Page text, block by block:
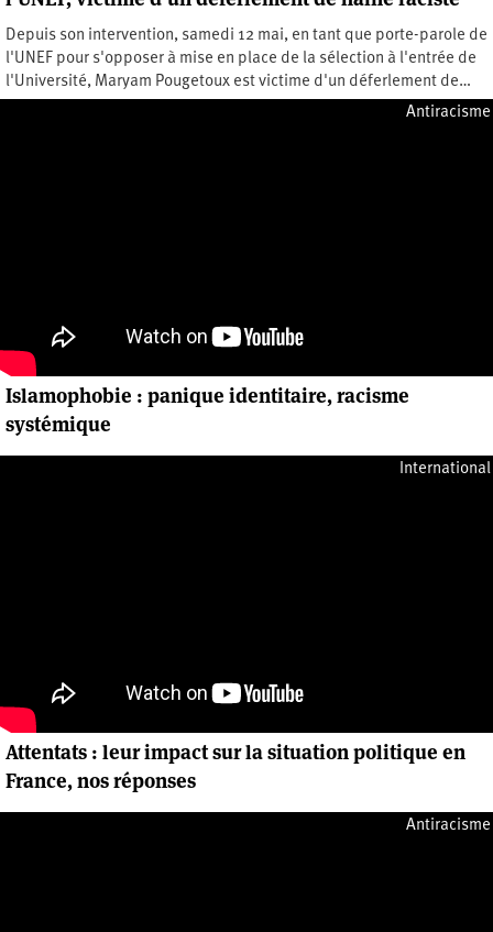
Depuis son intervention, samedi 12 mai, en tant que porte-parole de
l'UNEF pour s'opposer à mise en place de la sélection à l'entrée de
l'Université, Maryam Pougetoux est victime d'un déferlement de…
Mercredi 23 mai 2018
Antiracisme
Islamophobie : panique identitaire, racisme
systémique
Mercredi 6 septembre 2017
International
Attentats : leur impact sur la situation politique en
France, nos réponses
Lundi 29 août 2016
Antiracisme